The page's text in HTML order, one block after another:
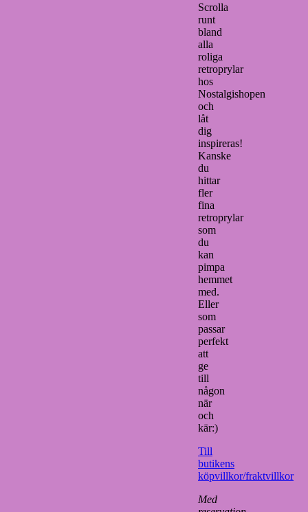
Scrolla
runt
bland
alla
roliga
retroprylar
hos
Nostalgishopen
och
låt
dig
inspireras!
Kanske
du
hittar
fler
fina
retroprylar
som
du
kan
pimpa
hemmet
med.
Eller
som
passar
perfekt
att
ge
till
någon
när
och
kär:)
Till
butikens
köpvillkor/fraktvillkor
Med